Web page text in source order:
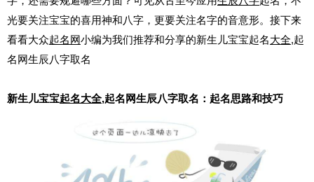
光要关注宝宝的喜用神和八字，更要关注名字的音意形。接下来
看看大众起名网小编为我们推荐和分享的新生儿宝宝起名大全,起
名网生辰八字取名
新生儿宝宝起名大全,起名网生辰八字取名：起名思路和技巧